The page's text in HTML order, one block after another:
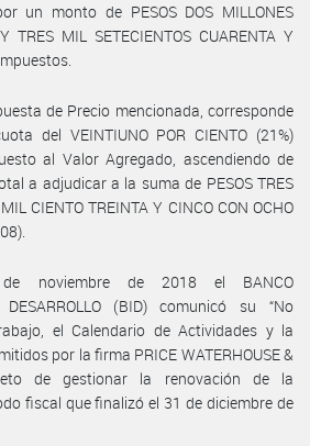
un monto de PESOS DOS MILLONES
TRES MIL SETECIENTOS CUARENTA Y
de Precio mencionada, corresponde
del VEINTIUNO POR CIENTO (21%)
al Valor Agregado, ascendiendo de
a adjudicar a la suma de PESOS TRES
CIENTO TREINTA Y CINCO CON OCHO
noviembre de 2018 el BANCO
DESARROLLO (BID) comunicó su “No
el Calendario de Actividades y la
por la firma PRICE WATERHOUSE &
de gestionar la renovación de la
fiscal que finalizó el 31 de diciembre de